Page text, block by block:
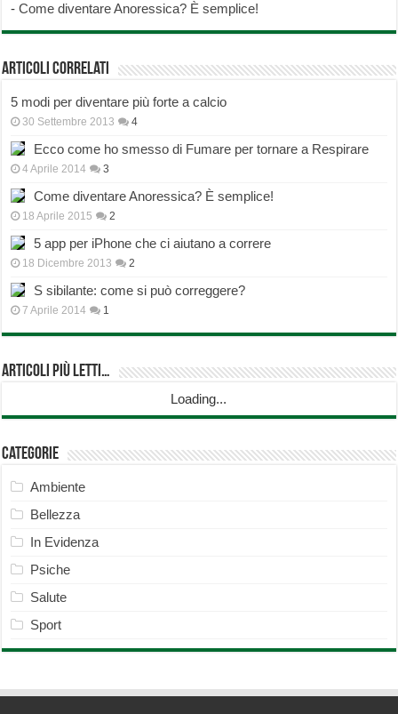
-Come diventare Anoressica? È semplice!
Articoli correlati
5 modi per diventare più forte a calcio
30 Settembre 2013 4
Ecco come ho smesso di Fumare per tornare a Respirare
4 Aprile 2014 3
Come diventare Anoressica? È semplice!
18 Aprile 2015 2
5 app per iPhone che ci aiutano a correre
18 Dicembre 2013 2
S sibilante: come si può correggere?
7 Aprile 2014 1
Articoli più Letti…
Loading...
Categorie
Ambiente
Bellezza
In Evidenza
Psiche
Salute
Sport